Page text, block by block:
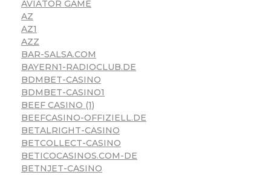
AVIATOR GAME
AZ
AZ1
AZZ
BAR-SALSA.COM
BAYERN1-RADIOCLUB.DE
BDMBET-CASINO
BDMBET-CASINO1
BEEF CASINO (1)
BEEFCASINO-OFFIZIELL.DE
BETALRIGHT-CASINO
BETCOLLECT-CASINO
BETICOCASINOS.COM-DE
BETNJET-CASINO